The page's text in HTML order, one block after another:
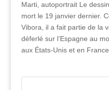
Marti, autoportrait Le
mort le 19 janvier dernier.
Vibora, il a fait partie de la
déferlé sur l’Espagne au
aux États-Unis et en